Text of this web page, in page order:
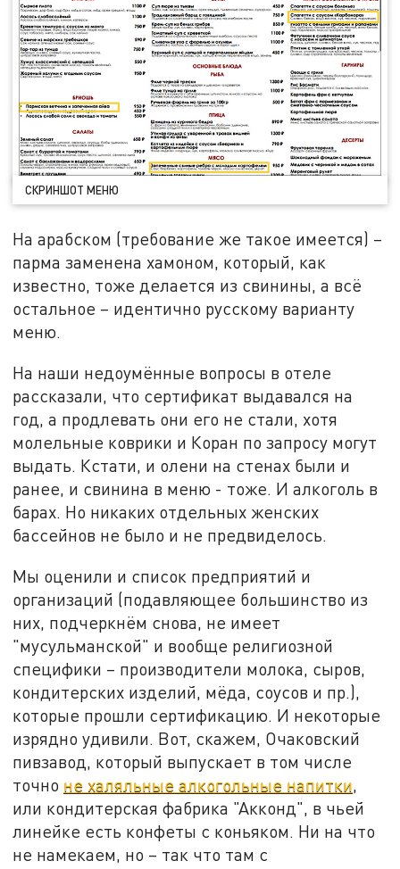
СКРИНШОТ МЕНЮ
На арабском (требование же такое имеется) –
парма заменена хамоном, который, как
известно, тоже делается из свинины, а всё
остальное – идентично русскому варианту
меню.
На наши недоумённые вопросы в отеле
рассказали, что сертификат выдавался на
год, а продлевать они его не стали, хотя
молельные коврики и Коран по запросу могут
выдать. Кстати, и олени на стенах были и
ранее, и свинина в меню - тоже. И алкоголь в
барах. Но никаких отдельных женских
бассейнов не было и не предвиделось.
Мы оценили и список предприятий и
организаций (подавляющее большинство из
них, подчеркнём снова, не имеет
"мусульманской" и вообще религиозной
специфики – производители молока, сыров,
кондитерских изделий, мёда, соусов и пр.),
которые прошли сертификацию. И некоторые
изрядно удивили. Вот, скажем, Очаковский
пивзавод, который выпускает в том числе
точно не халяльные алкогольные напитки,
или кондитерская фабрика "Акконд", в чьей
линейке есть конфеты с коньяком. Ни на что
не намекаем, но – так что там с